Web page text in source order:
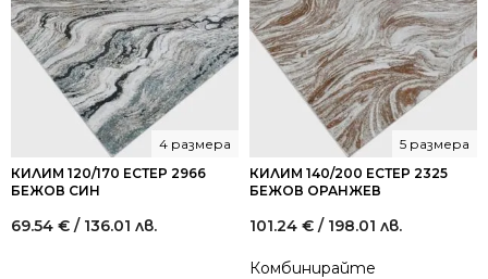
268.01
лв..
186.78
лв..
КИЛИМ 120/170 ЕСТЕР 2966
БЕЖОВ СИН
4 размера
69.54 € / 136.01 лв.
КИЛИМ 140/200 ЕСТЕР 2325
БЕЖОВ ОРАНЖЕВ
5 размера
101.24 € / 198.01 лв.
Комбинирайте